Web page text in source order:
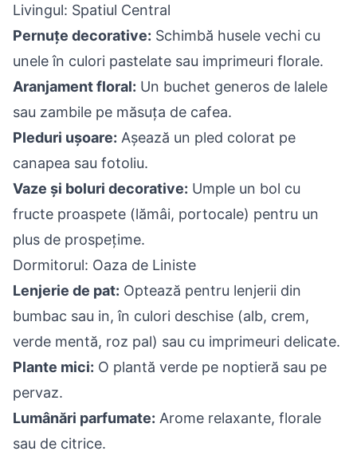
Livingul: Spatiul Central
Pernuțe decorative: Schimbă husele vechi cu
unele în culori pastelate sau imprimeuri florale.
Aranjament floral: Un buchet generos de lalele
sau zambile pe măsuța de cafea.
Pleduri ușoare: Așează un pled colorat pe
canapea sau fotoliu.
Vaze și boluri decorative: Umple un bol cu
fructe proaspete (lămâi, portocale) pentru un
plus de prospețime.
Dormitorul: Oaza de Liniste
Lenjerie de pat: Optează pentru lenjerii din
bumbac sau in, în culori deschise (alb, crem,
verde mentă, roz pal) sau cu imprimeuri delicate.
Plante mici: O plantă verde pe noptieră sau pe
pervaz.
Lumânări parfumate: Arome relaxante, florale
sau de citrice.